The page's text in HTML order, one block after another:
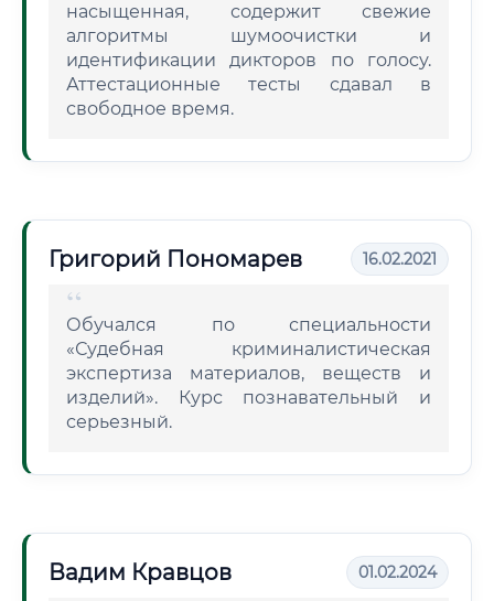
насыщенная, содержит свежие
алгоритмы шумоочистки и
идентификации дикторов по голосу.
Аттестационные тесты сдавал в
свободное время.
Григорий Пономарев 16.02.2021
Обучался по специальности
«Судебная криминалистическая
экспертиза материалов, веществ и
изделий». Курс познавательный и
серьезный.
Вадим Кравцов 01.02.2024